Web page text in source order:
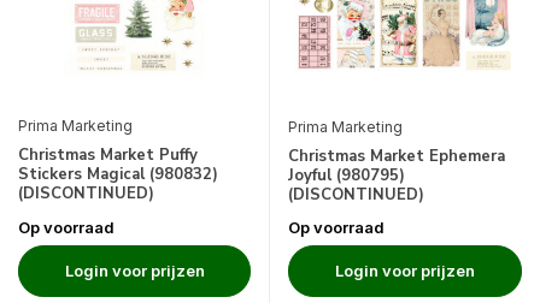
Prima Marketing
Christmas Market Puffy
Stickers Magical (980832)
(DISCONTINUED)
Op voorraad
Login voor prijzen
Prima Marketing
Christmas Market Ephemera
Joyful (980795)
(DISCONTINUED)
Op voorraad
Login voor prijzen